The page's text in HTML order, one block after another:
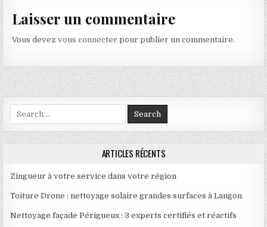
Laisser un commentaire
Vous devezvous connecter pour publier un commentaire.
Search for:
ARTICLES RÉCENTS
Zingueur à votre service dans votre région
Toiture Drone : nettoyage solaire grandes surfaces à Langon
Nettoyage façade Périgueux : 3 experts certifiés et réactifs